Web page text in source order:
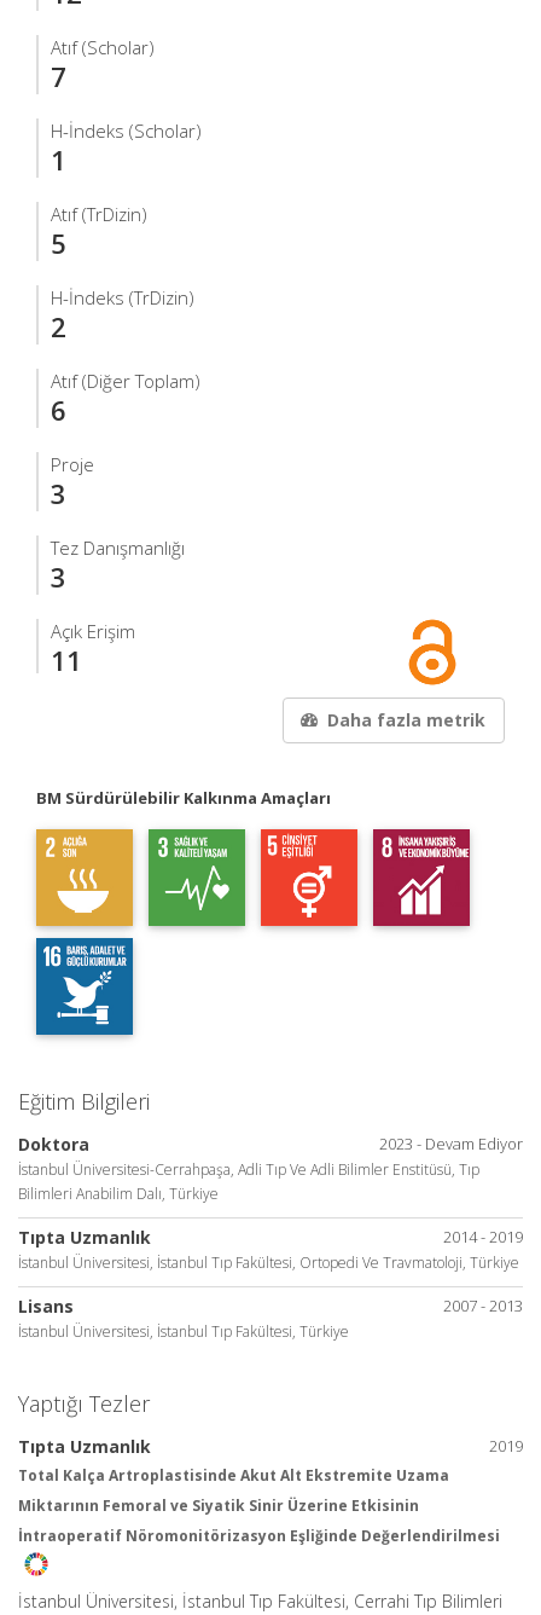
Atıf (Scholar)
7
H-İndeks (Scholar)
1
Atıf (TrDizin)
5
H-İndeks (TrDizin)
2
Atıf (Diğer Toplam)
6
Proje
3
Tez Danışmanlığı
3
Açık Erişim
11
Daha fazla metrik
BM Sürdürülebilir Kalkınma Amaçları
Eğitim Bilgileri
2023 - Devam Ediyor
Doktora
İstanbul Üniversitesi-Cerrahpaşa, Adli Tıp Ve Adli Bilimler Enstitüsü, Tıp
Bilimleri Anabilim Dalı, Türkiye
2014 - 2019
Tıpta Uzmanlık
İstanbul Üniversitesi, İstanbul Tıp Fakültesi, Ortopedi Ve Travmatoloji, Türkiye
2007 - 2013
Lisans
İstanbul Üniversitesi, İstanbul Tıp Fakültesi, Türkiye
Yaptığı Tezler
2019
Tıpta Uzmanlık
Total Kalça Artroplastisinde Akut Alt Ekstremite Uzama
Miktarının Femoral ve Siyatik Sinir Üzerine Etkisinin
İntraoperatif Nöromonitörizasyon Eşliğinde Değerlendirilmesi
İstanbul Üniversitesi, İstanbul Tıp Fakültesi, Cerrahi Tıp Bilimleri